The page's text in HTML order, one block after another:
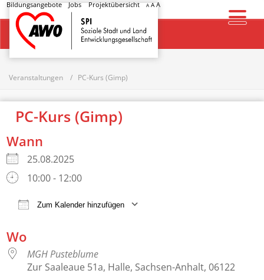
Bildungsangebote Jobs Projektübersicht A AA
Startseite
Veranstaltungen PC-Kurs (Gimp)
PC-Kurs (Gimp)
Wann
25.08.2025
10:00 - 12:00
Zum Kalender hinzufügen
Wo
MGH Pusteblume
Zur Saaleaue 51a, Halle, Sachsen-Anhalt, 06122